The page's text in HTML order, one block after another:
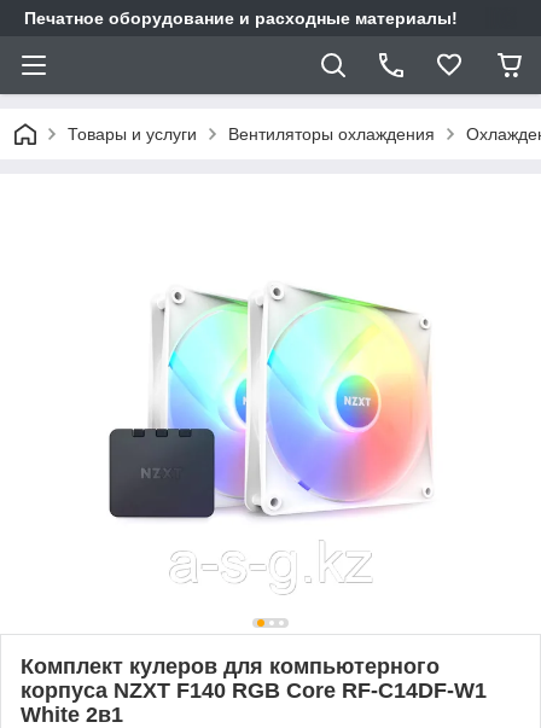
Печатное оборудование и расходные материалы!
Товары и услуги Вентиляторы охлаждения
Комплект кулеров для компьютерного
корпуса NZXT F140 RGB Core RF-C14DF-W1
White 2в1